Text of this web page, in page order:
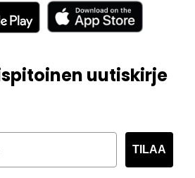
uutiskirje
TILAA